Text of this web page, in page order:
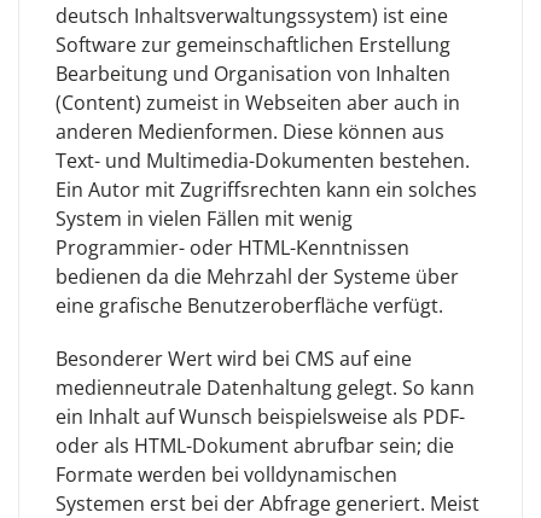
deutsch Inhaltsverwaltungssystem) ist eine
Software zur gemeinschaftlichen Erstellung
Bearbeitung und Organisation von Inhalten
(Content) zumeist in Webseiten aber auch in
anderen Medienformen. Diese können aus
Text- und Multimedia-Dokumenten bestehen.
Ein Autor mit Zugriffsrechten kann ein solches
System in vielen Fällen mit wenig
Programmier- oder HTML-Kenntnissen
bedienen da die Mehrzahl der Systeme über
eine grafische Benutzeroberfläche verfügt.
Besonderer Wert wird bei CMS auf eine
medienneutrale Datenhaltung gelegt. So kann
ein Inhalt auf Wunsch beispielsweise als PDF-
oder als HTML-Dokument abrufbar sein; die
Formate werden bei volldynamischen
Systemen erst bei der Abfrage generiert. Meist